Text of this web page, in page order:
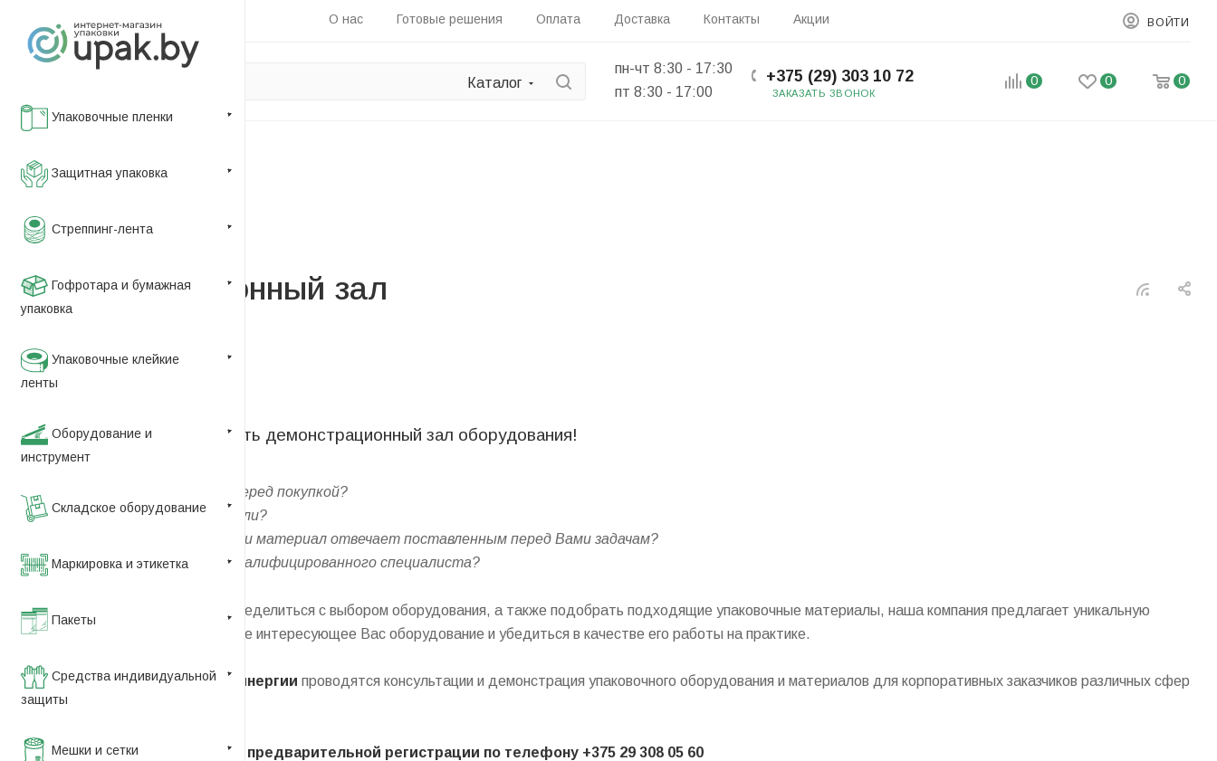
О нас Готовые решения Оплата Доставка Контакты Акции ВОЙТИ
Каталог
пн-чт 8:30 - 17:30
пт 8:30 - 17:00
+375 (29) 303 10 72
ЗАКАЗАТЬ ЗВОНОК
0 0 0
Упаковочные пленки
Защитная упаковка
Стреппинг-лента
Гофротара и бумажная
упаковка
Упаковочные клейкие
ленты
Оборудование и
инструмент
Складское оборудование
Маркировка и этикетка
Пакеты
Средства индивидуальной
защиты
Мешки и сетки
Главная
Новости
—Демонстрационный зал
Демонстрационный зал
Приглашаем вас посетить демонстрационный зал оборудования!
Хотите опробовать машину перед покупкой?
Сомневаетесь с выбором модели?
Не уверены, что оборудование и материал отвечает поставленным перед Вами задачам?
Нуждаетесь в консультации квалифицированного специалиста?
Для того, чтобы помочь Вам определиться с выбором оборудования, а также подобрать подходящие упаковочные материалы, наша компания предлагает уникальную
возможность - опробовать любое интересующее Вас оборудование и убедиться в качестве его работы на практике.
В демонстрационном зале Синергии проводятся консультации и демонстрация упаковочного оборудования и материалов для корпоративных заказчиков различных сфер
бизнеса.
Консультации проводятся по предварительной регистрации по телефону +375 29 308 05 60